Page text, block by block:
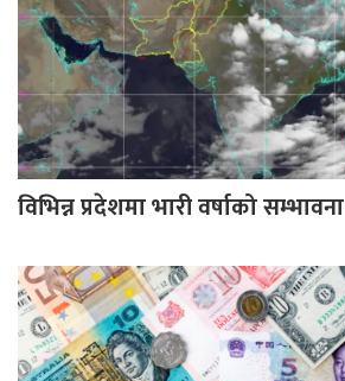
विभिन्न प्रदेशमा भारी वर्षाको सम्भावना